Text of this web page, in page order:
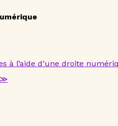
à l’aide d’une droite
≫